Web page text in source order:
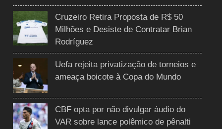
Cruzeiro Retira Proposta de R$ 50
Milhões e Desiste de Contratar Brian
Rodríguez
Uefa rejeita privatização de torneios e
ameaça boicote à Copa do Mundo
CBF opta por não divulgar áudio do
VAR sobre lance polêmico de pênalti